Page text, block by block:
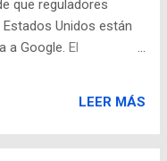
y de Inteli...
que reguladores
Unidos están
a Google. El
cómo se registrará
de búsqueda de
LEER MÁS